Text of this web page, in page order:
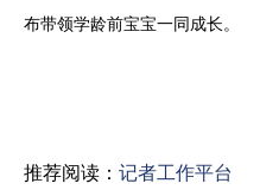
布带领学龄前宝宝一同成长。
推荐阅读： 记者工作平台